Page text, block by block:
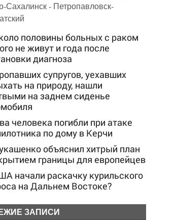
Сахалинск- Петропавловск-
половины больных с раком
не живут и года после
диагноза
супругов, уехавших
на природу, нашли
на заднем сиденье
человека погибли при атаке
по дому в Керчи
объяснил хитрый план
границы для европейцев
начали раскачку курильского
на Дальнем Востоке?
ЗАПИСИ